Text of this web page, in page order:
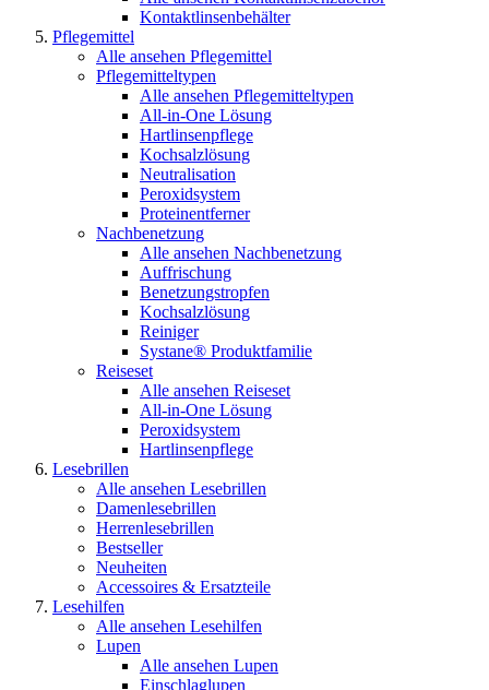
Kontaktlinsenbehälter
Pflegemittel
Alle ansehen Pflegemittel
Pflegemitteltypen
Alle ansehen Pflegemitteltypen
All-in-One Lösung
Hartlinsenpflege
Kochsalzlösung
Neutralisation
Peroxidsystem
Proteinentferner
Nachbenetzung
Alle ansehen Nachbenetzung
Auffrischung
Benetzungstropfen
Kochsalzlösung
Reiniger
Systane® Produktfamilie
Reiseset
Alle ansehen Reiseset
All-in-One Lösung
Peroxidsystem
Hartlinsenpflege
Lesebrillen
Alle ansehen Lesebrillen
Damenlesebrillen
Herrenlesebrillen
Bestseller
Neuheiten
Accessoires & Ersatzteile
Lesehilfen
Alle ansehen Lesehilfen
Lupen
Alle ansehen Lupen
Einschlaglupen